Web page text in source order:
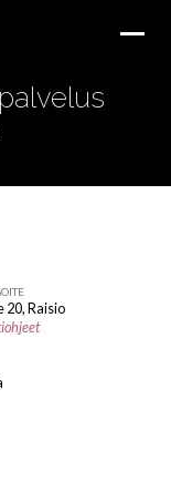
20, Raisio